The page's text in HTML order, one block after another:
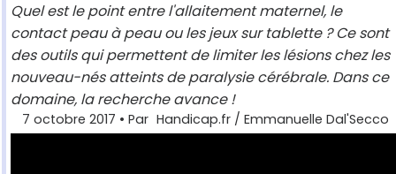
Quel est le point entre l'allaitement maternel, le
contact peau à peau ou les jeux sur tablette ? Ce sont
des outils qui permettent de limiter les lésions chez les
nouveau-nés atteints de paralysie cérébrale. Dans ce
domaine, la recherche avance !
7 octobre 2017 • Par Handicap.fr / Emmanuelle Dal'Secco